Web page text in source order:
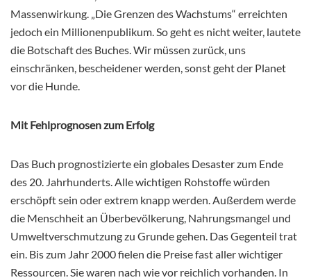
Massenwirkung. „Die Grenzen des Wachstums“ erreichten
jedoch ein Millionenpublikum. So geht es nicht weiter, lautete
die Botschaft des Buches. Wir müssen zurück, uns
einschränken, bescheidener werden, sonst geht der Planet
vor die Hunde.
Mit Fehlprognosen zum Erfolg
Das Buch prognostizierte ein globales Desaster zum Ende
des 20. Jahrhunderts. Alle wichtigen Rohstoffe würden
erschöpft sein oder extrem knapp werden. Außerdem werde
die Menschheit an Überbevölkerung, Nahrungsmangel und
Umweltverschmutzung zu Grunde gehen. Das Gegenteil trat
ein. Bis zum Jahr 2000 fielen die Preise fast aller wichtiger
Ressourcen. Sie waren nach wie vor reichlich vorhanden. In